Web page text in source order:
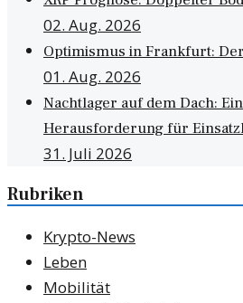
02. Aug. 2026
Optimismus in Frankfurt:
01. Aug. 2026
Nachtlager auf dem Dach:
Herausforderung für
31. Juli 2026
Rubriken
Krypto-News
Leben
Mobilität